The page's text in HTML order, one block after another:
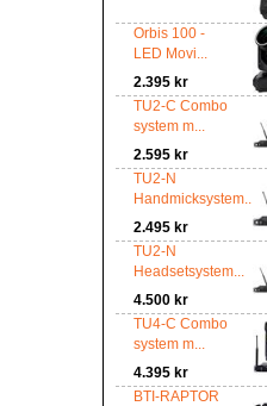
Orbis 100 -
LED Movi...
2.395 kr
TU2-C Combo
system m...
2.595 kr
TU2-N
Handmicksystem...
2.495 kr
TU2-N
Headsetsystem...
4.500 kr
TU4-C Combo
system m...
4.395 kr
BTI-RAPTOR